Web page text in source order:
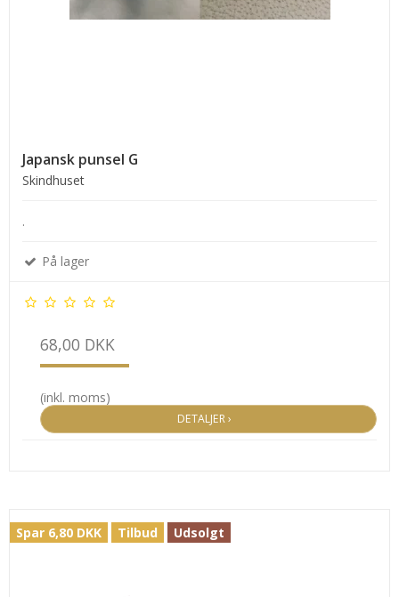
Japansk punsel G
Skindhuset
.
På lager
68,00 DKK
(inkl. moms)
DETALJER ›
Spar 6,80 DKK Tilbud Udsolgt